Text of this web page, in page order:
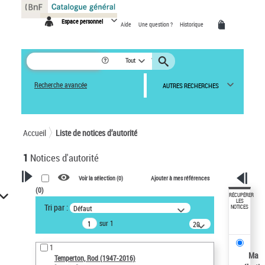
Espace personnel Aide Une question ? Historique
Tout
Recherche avancée AUTRES RECHERCHES
Accueil Liste de notices d’autorité
1 Notices d'autorité
VOTRE RECHERCHE
Recherche avancée dans les
notices d’autorité
Œuvres liées à l'auteur :
Temperton, Rod (1947-2016)
Voir la sélection (0) Ajouter à mes références
(0)
Tri par : Défaut
sur 1
20
résultats/page
1
Temperton, Rod (1947-2016)
RÉCUPÉRER
LES
NOTICES
Ma
Panneau de gestion des cookies